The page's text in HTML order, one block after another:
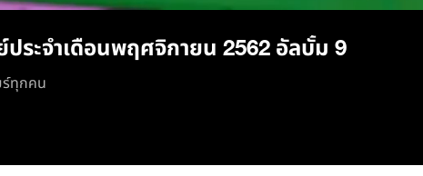
ระจำเดือนพฤศจิกายน 2562 อัลบั้ม 9
ร์ทุกคน